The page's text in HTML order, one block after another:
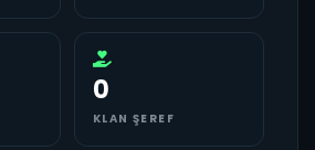
0
KLAN ŞEREF